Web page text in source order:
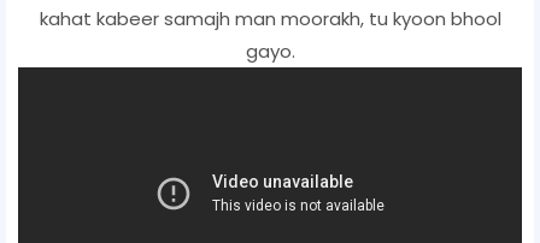
kahat kabeer samajh man moorakh, tu kyoon bhool
gayo.